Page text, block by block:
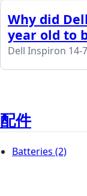
Why did
year old to
Dell Inspiron 14-
配件
Batteries (2)